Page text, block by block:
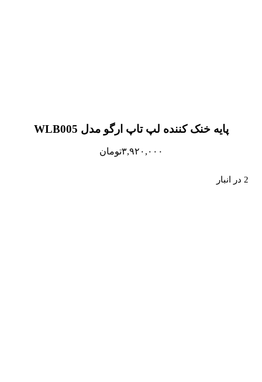
پایه خنک کننده لپ تاپ ارگو مدل WLB005
۳,۹۲۰,۰۰۰تومان
2 در انبار